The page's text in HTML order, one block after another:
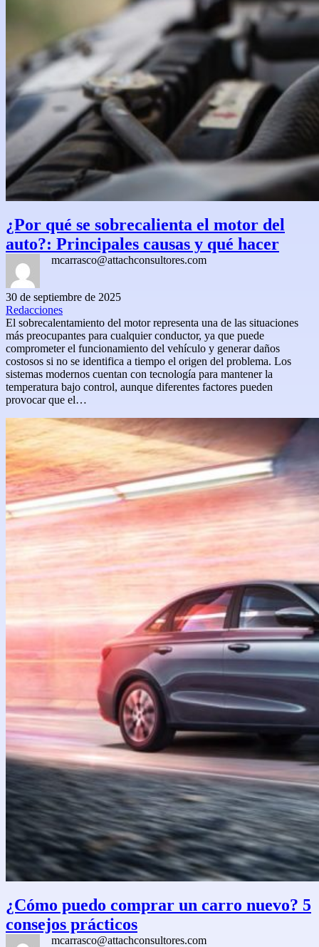
¿Por qué se sobrecalienta el motor del
auto?: Principales causas y qué hacer
mcarrasco@attachconsultores.com
30 de septiembre de 2025
Redacciones
El sobrecalentamiento del motor representa una de las situaciones
más preocupantes para cualquier conductor, ya que puede
comprometer el funcionamiento del vehículo y generar daños
costosos si no se identifica a tiempo el origen del problema. Los
sistemas modernos cuentan con tecnología para mantener la
temperatura bajo control, aunque diferentes factores pueden
provocar que el…
¿Cómo puedo comprar un carro nuevo? 5
consejos prácticos
mcarrasco@attachconsultores.com